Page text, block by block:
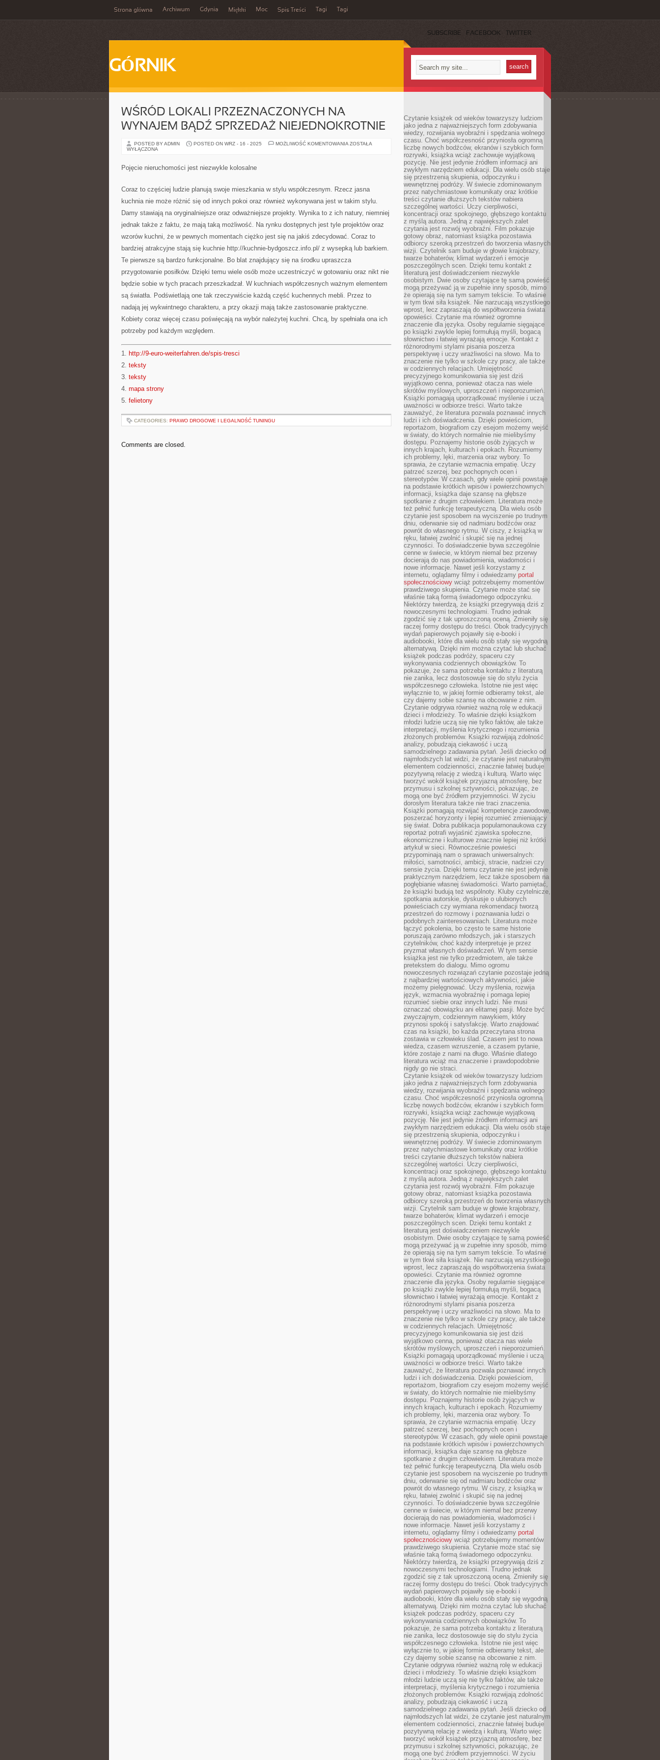
Strona główna Archiwum Gdynia Miękki Moc Spis Treści Tagi Tagi
SUBSCRIBE FACEBOOK TWITTER
GÓRNIK
WŚRÓD LOKALI PRZEZNACZONYCH NA
WYNAJEM BĄDŹ SPRZEDAŻ NIEJEDNOKROTNIE
POSTED BY ADMIN POSTED ON WRZ - 16 - 2025 MOŻLIWOŚĆ KOMENTOWANIA WŚRÓD
ZOSTAŁA
WYŁĄCZONA
Pojęcie nieruchomości jest niezwykle kolosalne
Coraz to częściej ludzie planują swoje mieszkania w stylu współczesnym. Rzecz jasna
kuchnia nie może różnić się od innych pokoi oraz również wykonywana jest w takim stylu.
Damy stawiają na oryginalniejsze oraz odważniejsze projekty. Wynika to z ich natury, niemniej
jednak także z faktu, że mają taką możliwość. Na rynku dostępnych jest tyle projektów oraz
wzorów kuchni, że w pewnych momentach ciężko jest się na jakiś zdecydować. Coraz to
bardziej atrakcyjne stają się kuchnie http://kuchnie-bydgoszcz.info.pl/ z wysepką lub barkiem.
Te pierwsze są bardzo funkcjonalne. Bo blat znajdujący się na środku upraszcza
przygotowanie posiłków. Dzięki temu wiele osób może uczestniczyć w gotowaniu oraz nikt nie
będzie sobie w tych pracach przeszkadzał. W kuchniach współczesnych ważnym elementem
są światła. Podświetlają one tak rzeczywiście każdą część kuchennych mebli. Przez to
nadają jej wykwintnego charakteru, a przy okazji mają także zastosowanie praktyczne.
Kobiety coraz więcej czasu poświęcają na wybór należytej kuchni. Chcą, by spełniała ona ich
potrzeby pod każdym względem.
1. http://9-euro-weiterfahren.de/spis-tresci
2. teksty
3. teksty
4. mapa strony
5. felietony
CATEGORIES: PRAWO DROGOWE I LEGALNOŚĆ TUNINGU
Comments are closed.
Czytanie książek od wieków towarzyszy ludziom
jako jedna z najważniejszych form zdobywania
wiedzy, rozwijania wyobraźni i spędzania wolnego
czasu. Choć współczesność przyniosła ogromną
liczbę nowych bodźców, ekranów i szybkich form
rozrywki, książka wciąż zachowuje wyjątkową
pozycję. Nie jest jedynie źródłem informacji ani
zwykłym narzędziem edukacji. Dla wielu osób staje
się przestrzenią skupienia, odpoczynku i
wewnętrznej podróży. W świecie zdominowanym
przez natychmiastowe komunikaty oraz krótkie
treści czytanie dłuższych tekstów nabiera
szczególnej wartości. Uczy cierpliwości,
koncentracji oraz spokojnego, głębszego kontaktu
z myślą autora. Jedną z największych zalet
czytania jest rozwój wyobraźni. Film pokazuje
gotowy obraz, natomiast książka pozostawia
odbiorcy szeroką przestrzeń do tworzenia własnych
wizji. Czytelnik sam buduje w głowie krajobrazy,
twarze bohaterów, klimat wydarzeń i emocje
poszczególnych scen. Dzięki temu kontakt z
literaturą jest doświadczeniem niezwykle
osobistym. Dwie osoby czytające tę samą powieść
mogą przeżywać ją w zupełnie inny sposób, mimo
że opierają się na tym samym tekście. To właśnie
w tym tkwi siła książek. Nie narzucają wszystkiego
wprost, lecz zapraszają do współtworzenia świata
opowieści. Czytanie ma również ogromne
znaczenie dla języka. Osoby regularnie sięgające
po książki zwykle lepiej formułują myśli, bogacą
słownictwo i łatwiej wyrażają emocje. Kontakt z
różnorodnymi stylami pisania poszerza
perspektywę i uczy wrażliwości na słowo. Ma to
znaczenie nie tylko w szkole czy pracy, ale także
w codziennych relacjach. Umiejętność
precyzyjnego komunikowania się jest dziś
wyjątkowo cenna, ponieważ otacza nas wiele
skrótów myślowych, uproszczeń i nieporozumień.
Książki pomagają uporządkować myślenie i uczą
uważności w odbiorze treści. Warto także
zauważyć, że literatura pozwala poznawać innych
ludzi i ich doświadczenia. Dzięki powieściom,
reportażom, biografiom czy esejom możemy wejść
w światy, do których normalnie nie mielibyśmy
dostępu. Poznajemy historie osób żyjących w
innych krajach, kulturach i epokach. Rozumiemy
ich problemy, lęki, marzenia oraz wybory. To
sprawia, że czytanie wzmacnia empatię. Uczy
patrzeć szerzej, bez pochopnych ocen i
stereotypów. W czasach, gdy wiele opinii powstaje
na podstawie krótkich wpisów i powierzchownych
informacji, książka daje szansę na głębsze
spotkanie z drugim człowiekiem. Literatura może
też pełnić funkcję terapeutyczną. Dla wielu osób
czytanie jest sposobem na wyciszenie po trudnym
dniu, oderwanie się od nadmiaru bodźców oraz
powrót do własnego rytmu. W ciszy, z książką w
ręku, łatwiej zwolnić i skupić się na jednej
czynności. To doświadczenie bywa szczególnie
cenne w świecie, w którym niemal bez przerwy
docierają do nas powiadomienia, wiadomości i
nowe informacje. Nawet jeśli korzystamy z
internetu, oglądamy filmy i odwiedzamy portal
społecznościowy wciąż potrzebujemy momentów
prawdziwego skupienia. Czytanie może stać się
właśnie taką formą świadomego odpoczynku.
Niektórzy twierdzą, że książki przegrywają dziś z
nowoczesnymi technologiami. Trudno jednak
zgodzić się z tak uproszczoną oceną. Zmieniły się
raczej formy dostępu do treści. Obok tradycyjnych
wydań papierowych pojawiły się e-booki i
audiobooki, które dla wielu osób stały się wygodną
alternatywą. Dzięki nim można czytać lub słuchać
książek podczas podróży, spaceru czy
wykonywania codziennych obowiązków. To
pokazuje, że sama potrzeba kontaktu z literaturą
nie zanika, lecz dostosowuje się do stylu życia
współczesnego człowieka. Istotne nie jest więc
wyłącznie to, w jakiej formie odbieramy tekst, ale
czy dajemy sobie szansę na obcowanie z nim.
Czytanie odgrywa również ważną rolę w edukacji
dzieci i młodzieży. To właśnie dzięki książkom
młodzi ludzie uczą się nie tylko faktów, ale także
interpretacji, myślenia krytycznego i rozumienia
złożonych problemów. Książki rozwijają zdolność
analizy, pobudzają ciekawość i uczą
samodzielnego zadawania pytań. Jeśli dziecko od
najmłodszych lat widzi, że czytanie jest naturalnym
elementem codzienności, znacznie łatwiej buduje
pozytywną relację z wiedzą i kulturą. Warto więc
tworzyć wokół książek przyjazną atmosferę, bez
przymusu i szkolnej sztywności, pokazując, że
mogą one być źródłem przyjemności. W życiu
dorosłym literatura także nie traci znaczenia.
Książki pomagają rozwijać kompetencje zawodowe,
poszerzać horyzonty i lepiej rozumieć zmieniający
się świat. Dobra publikacja popularnonaukowa czy
reportaż potrafi wyjaśnić zjawiska społeczne,
ekonomiczne i kulturowe znacznie lepiej niż krótki
artykuł w sieci. Równocześnie powieści
przypominają nam o sprawach uniwersalnych:
miłości, samotności, ambicji, stracie, nadziei czy
sensie życia. Dzięki temu czytanie nie jest jedynie
praktycznym narzędziem, lecz także sposobem na
pogłębianie własnej świadomości. Warto pamiętać,
że książki budują też wspólnoty. Kluby czytelnicze,
spotkania autorskie, dyskusje o ulubionych
powieściach czy wymiana rekomendacji tworzą
przestrzeń do rozmowy i poznawania ludzi o
podobnych zainteresowaniach. Literatura może
łączyć pokolenia, bo często te same historie
poruszają zarówno młodszych, jak i starszych
czytelników, choć każdy interpretuje je przez
pryzmat własnych doświadczeń. W tym sensie
książka jest nie tylko przedmiotem, ale także
pretekstem do dialogu. Mimo ogromu
nowoczesnych rozwiązań czytanie pozostaje jedną
z najbardziej wartościowych aktywności, jakie
możemy pielęgnować. Uczy myślenia, rozwija
język, wzmacnia wyobraźnię i pomaga lepiej
rozumieć siebie oraz innych ludzi. Nie musi
oznaczać obowiązku ani elitarnej pasji. Może być
zwyczajnym, codziennym nawykiem, który
przynosi spokój i satysfakcję. Warto znajdować
czas na książki, bo każda przeczytana strona
zostawia w człowieku ślad. Czasem jest to nowa
wiedza, czasem wzruszenie, a czasem pytanie,
które zostaje z nami na długo. Właśnie dlatego
literatura wciąż ma znaczenie i prawdopodobnie
nigdy go nie straci.
Czytanie książek od wieków towarzyszy ludziom
jako jedna z najważniejszych form zdobywania
wiedzy, rozwijania wyobraźni i spędzania wolnego
czasu. Choć współczesność przyniosła ogromną
liczbę nowych bodźców, ekranów i szybkich form
rozrywki, książka wciąż zachowuje wyjątkową
pozycję. Nie jest jedynie źródłem informacji ani
zwykłym narzędziem edukacji. Dla wielu osób staje
się przestrzenią skupienia, odpoczynku i
wewnętrznej podróży. W świecie zdominowanym
przez natychmiastowe komunikaty oraz krótkie
treści czytanie dłuższych tekstów nabiera
szczególnej wartości. Uczy cierpliwości,
koncentracji oraz spokojnego, głębszego kontaktu
z myślą autora. Jedną z największych zalet
czytania jest rozwój wyobraźni. Film pokazuje
gotowy obraz, natomiast książka pozostawia
odbiorcy szeroką przestrzeń do tworzenia własnych
wizji. Czytelnik sam buduje w głowie krajobrazy,
twarze bohaterów, klimat wydarzeń i emocje
poszczególnych scen. Dzięki temu kontakt z
literaturą jest doświadczeniem niezwykle
osobistym. Dwie osoby czytające tę samą powieść
mogą przeżywać ją w zupełnie inny sposób, mimo
że opierają się na tym samym tekście. To właśnie
w tym tkwi siła książek. Nie narzucają wszystkiego
wprost, lecz zapraszają do współtworzenia świata
opowieści. Czytanie ma również ogromne
znaczenie dla języka. Osoby regularnie sięgające
po książki zwykle lepiej formułują myśli, bogacą
słownictwo i łatwiej wyrażają emocje. Kontakt z
różnorodnymi stylami pisania poszerza
perspektywę i uczy wrażliwości na słowo. Ma to
znaczenie nie tylko w szkole czy pracy, ale także
w codziennych relacjach. Umiejętność
precyzyjnego komunikowania się jest dziś
wyjątkowo cenna, ponieważ otacza nas wiele
skrótów myślowych, uproszczeń i nieporozumień.
Książki pomagają uporządkować myślenie i uczą
uważności w odbiorze treści. Warto także
zauważyć, że literatura pozwala poznawać innych
ludzi i ich doświadczenia. Dzięki powieściom,
reportażom, biografiom czy esejom możemy wejść
w światy, do których normalnie nie mielibyśmy
dostępu. Poznajemy historie osób żyjących w
innych krajach, kulturach i epokach. Rozumiemy
ich problemy, lęki, marzenia oraz wybory. To
sprawia, że czytanie wzmacnia empatię. Uczy
patrzeć szerzej, bez pochopnych ocen i
stereotypów. W czasach, gdy wiele opinii powstaje
na podstawie krótkich wpisów i powierzchownych
informacji, książka daje szansę na głębsze
spotkanie z drugim człowiekiem. Literatura może
też pełnić funkcję terapeutyczną. Dla wielu osób
czytanie jest sposobem na wyciszenie po trudnym
dniu, oderwanie się od nadmiaru bodźców oraz
powrót do własnego rytmu. W ciszy, z książką w
ręku, łatwiej zwolnić i skupić się na jednej
czynności. To doświadczenie bywa szczególnie
cenne w świecie, w którym niemal bez przerwy
docierają do nas powiadomienia, wiadomości i
nowe informacje. Nawet jeśli korzystamy z
internetu, oglądamy filmy i odwiedzamy portal
społecznościowy wciąż potrzebujemy momentów
prawdziwego skupienia. Czytanie może stać się
właśnie taką formą świadomego odpoczynku.
Niektórzy twierdzą, że książki przegrywają dziś z
nowoczesnymi technologiami. Trudno jednak
zgodzić się z tak uproszczoną oceną. Zmieniły się
raczej formy dostępu do treści. Obok tradycyjnych
wydań papierowych pojawiły się e-booki i
audiobooki, które dla wielu osób stały się wygodną
alternatywą. Dzięki nim można czytać lub słuchać
książek podczas podróży, spaceru czy
wykonywania codziennych obowiązków. To
pokazuje, że sama potrzeba kontaktu z literaturą
nie zanika, lecz dostosowuje się do stylu życia
współczesnego człowieka. Istotne nie jest więc
wyłącznie to, w jakiej formie odbieramy tekst, ale
czy dajemy sobie szansę na obcowanie z nim.
Czytanie odgrywa również ważną rolę w edukacji
dzieci i młodzieży. To właśnie dzięki książkom
młodzi ludzie uczą się nie tylko faktów, ale także
interpretacji, myślenia krytycznego i rozumienia
złożonych problemów. Książki rozwijają zdolność
analizy, pobudzają ciekawość i uczą
samodzielnego zadawania pytań. Jeśli dziecko od
najmłodszych lat widzi, że czytanie jest naturalnym
elementem codzienności, znacznie łatwiej buduje
pozytywną relację z wiedzą i kulturą. Warto więc
tworzyć wokół książek przyjazną atmosferę, bez
przymusu i szkolnej sztywności, pokazując, że
mogą one być źródłem przyjemności. W życiu